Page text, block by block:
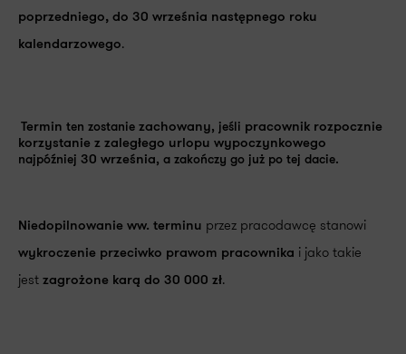
poprzedniego, do 30 września następnego roku
kalendarzowego.
Termin ten zostanie zachowany, jeśli pracownik rozpocznie
korzystanie z zaległego urlopu wypoczynkowego
najpóźniej 30 września, a zakończy go już po tej dacie.
Niedopilnowanie ww. terminu przez pracodawcę stanowi
wykroczenie przeciwko prawom pracownika i jako takie
jest zagrożone karą do 30 000 zł.